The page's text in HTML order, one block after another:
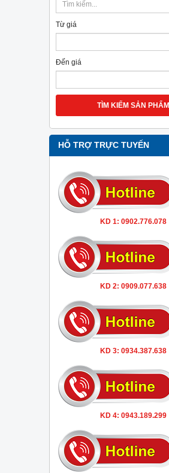
Từ giá
Đến giá
TÌM KIẾM SẢN PHẨM
HỖ TRỢ TRỰC TUYẾN
KD 1: 0902.776.078
KD 2: 0909.077.638
KD 3: 0934.387.638
KD 4: 0943.189.299